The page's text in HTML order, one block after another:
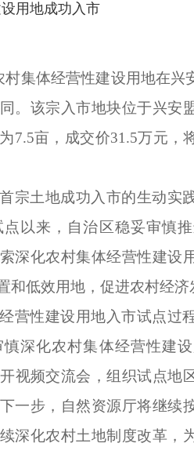
用地成功入市
村集体经营性建设用地在兴
。该宗入市地块位于兴安
7.5亩，成交价31.5万元，
首宗土地成功入市的生动实
以来，自治区稳妥审慎
深化农村集体经营性建设
和低效用地，促进农村经济
营性建设用地入市试点过
慎深化农村集体经营性建
视频交流会 ，组织试点地
下一步 ，自然资源厅将继续
深化农村土地制度改革，